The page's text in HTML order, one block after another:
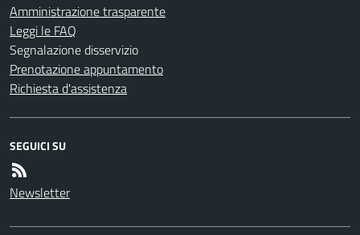
Amministrazione trasparente
Leggi le FAQ
Segnalazione disservizio
Prenotazione appuntamento
Richiesta d'assistenza
SEGUICI SU
Newsletter